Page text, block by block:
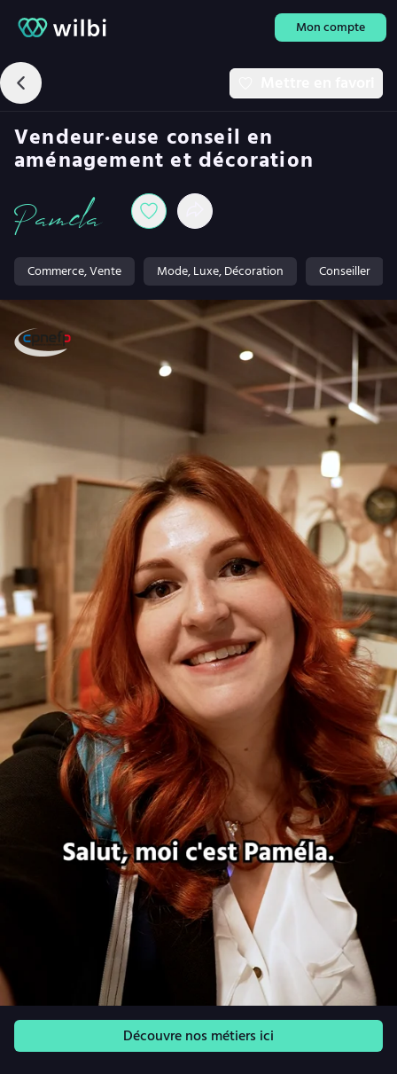
Mon compte
Vendeur·euse conseil en
aménagement et décoration
Pamela
Commerce, Vente Mode, Luxe, Décoration Conseiller
Découvre nos métiers ici